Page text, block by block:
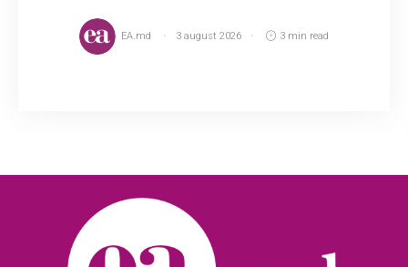
EA.md 3 august 2026 3 min read